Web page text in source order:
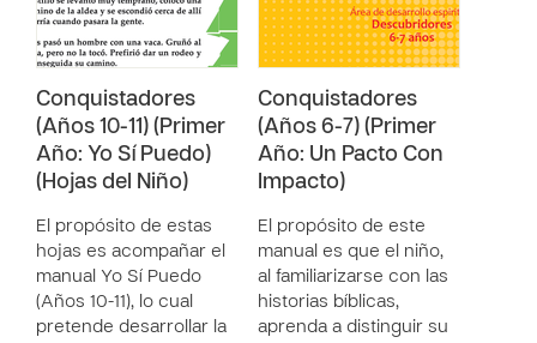
Conquistadores
(Años 10-11) (Primer
Año: Yo Sí Puedo)
(Hojas del Niño)
El propósito de estas
hojas es acompañar el
manual Yo Sí Puedo
(Años 10-11), lo cual
pretende desarrollar la
Conquistadores
(Años 6-7) (Primer
Año: Un Pacto Con
Impacto)
El propósito de este
manual es que el niño,
al familiarizarse con las
historias bíblicas,
aprenda a distinguir su